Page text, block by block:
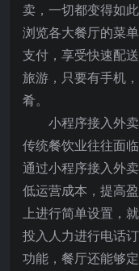
卖，一切都变得如
浏览各大餐厅的菜
支付，享受快速配
旅游，只要有手机
肴。
小程序接入外
传统餐饮业往往面
通过小程序接入外
低运营成本，提高
上进行简单设置，
投入人力进行电话
功能，餐厅还能够